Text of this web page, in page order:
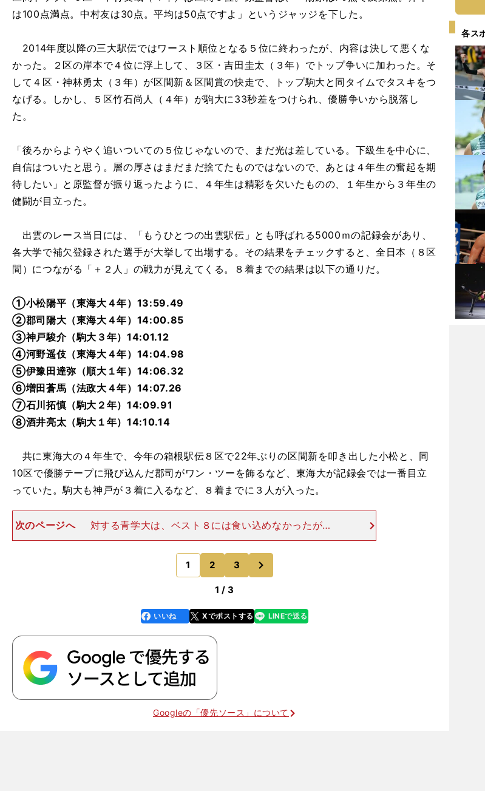
は100点満点。中村友は30点。平均は50点ですよ」というジャッジを下した。
2014年度以降の三大駅伝ではワースト順位となる５位に終わったが、内容は決して悪くな
かった。２区の岸本で４位に浮上して、３区・吉田圭太（３年）でトップ争いに加わった。そ
して４区・神林勇太（３年）が区間新＆区間賞の快走で、トップ駒大と同タイムでタスキをつ
なげる。しかし、５区竹石尚人（４年）が駒大に33秒差をつけられ、優勝争いから脱落し
た。
「後ろからようやく追いついての５位じゃないので、まだ光は差している。下級生を中心に、
自信はついたと思う。層の厚さはまだまだ捨てたものではないので、あとは４年生の奮起を期
待したい」と原監督が振り返ったように、４年生は精彩を欠いたものの、１年生から３年生の
健闘が目立った。
出雲のレース当日には、「もうひとつの出雲駅伝」とも呼ばれる5000ｍの記録会があり、
各大学で補欠登録された選手が大挙して出場する。その結果をチェックすると、全日本（８区
間）につながる「＋２人」の戦力が見えてくる。８着までの結果は以下の通りだ。
①小松陽平（東海大４年）13:59.49
②郡司陽大（東海大４年）14:00.85
③神戸駿介（駒大３年）14:01.12
④河野遥伎（東海大４年）14:04.98
⑤伊豫田達弥（順大１年）14:06.32
⑥増田蒼馬（法政大４年）14:07.26
⑦石川拓慎（駒大２年）14:09.91
⑧酒井亮太（駒大１年）14:10.14
共に東海大の４年生で、今年の箱根駅伝８区で22年ぶりの区間新を叩き出した小松と、同
10区で優勝テープに飛び込んだ郡司がワン・ツーを飾るなど、東海大が記録会では一番目立
っていた。駒大も神戸が３着に入るなど、８着までに３人が入った。
次のページへ
対する青学大は、ベスト８には食い込めなかったが、1
0着（14:12.40）に飯田貴之（２年）、11着（14:12.64）に大澤佑介
（１年）、13着（14:14.41）に鈴木塁人（４年）、18着（14:
1 2 3
1 / 3
faceboo
k
いいね Xでポストする
line LINEで送る
Googleの「優先ソース」について
。
各ス